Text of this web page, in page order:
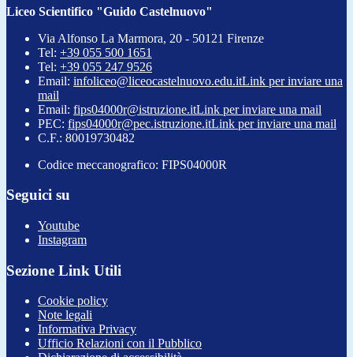
Liceo Scientifico "Guido Castelnuovo"
Via Alfonso La Marmora, 20 - 50121 Firenze
Tel: +39 055 500 1651
Tel: +39 055 247 9526
Email: infoliceo@liceocastelnuovo.edu.itLink per inviare una
mail
Email: fips04000r@istruzione.itLink per inviare una mail
PEC: fips04000r@pec.istruzione.itLink per inviare una mail
C.F.: 80019730482
Codice meccanografico: FIPS04000R
Seguici su
Youtube
Instagram
Sezione Link Utili
Cookie policy
Note legali
Informativa Privacy
Ufficio Relazioni con il Pubblico